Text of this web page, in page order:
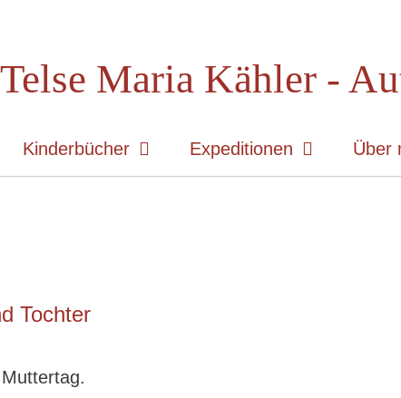
Telse Maria Kähler -
Kinderbücher Expeditionen Über
Tochter